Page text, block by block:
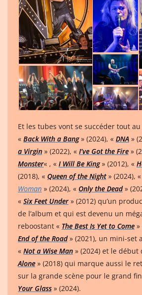
Et les tubes vont se succéder tout
« Back With a Bang» (2024), « DNA »
a Virgin » (2022), « I’ve Got the Fire »
Monster« , « I Will Be King» (2012), «
(2018), « Queen of the Night» (2024), «
Woman » (2024), « Only the Dead»
« Six Feet Under » (2012) qu’un
de l’album et qui est devenu un
reboostant « The Best Is Yet to Come »
End of the Road» (2021), un mini-set
« Not a Wise Man » (2024) et le début
Alone » (2018) qui marque aussi le
sur la grande scène pour le grand
Your Glass » (2024).